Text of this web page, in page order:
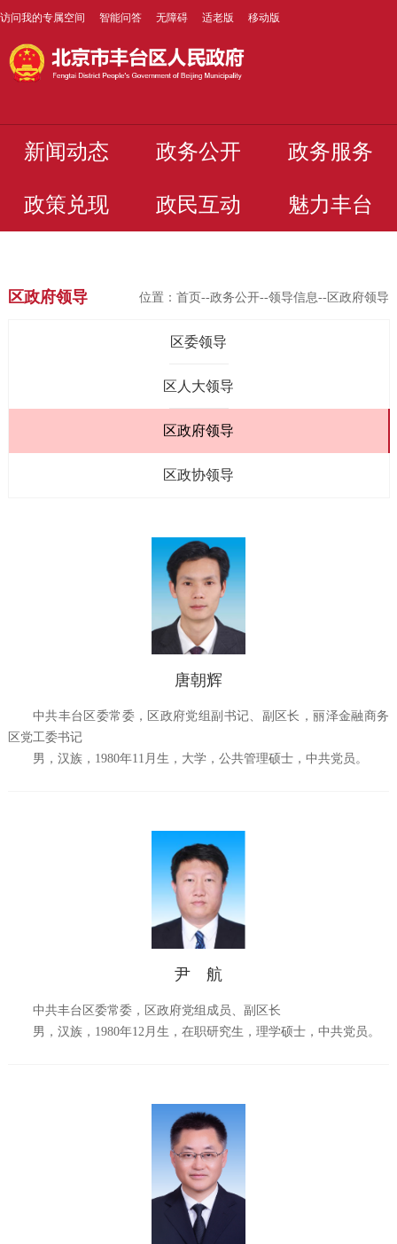
访问我的专属空间 智能问答 无障碍 适老版 移动版
新闻动态 政务公开 政务服务
政策兑现 政民互动 魅力丰台
区政府领导 位置：首页--政务公开--领导信息--区政府领导
区委领导
区人大领导
区政府领导
区政协领导
唐朝辉
中共丰台区委常委，区政府党组副书记、副区长，丽泽金融商务
区党工委书记
男，汉族，1980年11月生，大学，公共管理硕士，中共党员。
尹 航
中共丰台区委常委，区政府党组成员、副区长
男，汉族，1980年12月生，在职研究生，理学硕士，中共党员。